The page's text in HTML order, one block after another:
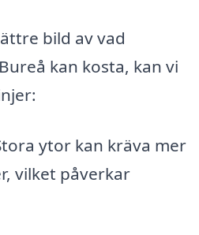
bild av vad
kan kosta, kan vi
ytor kan kräva mer
vilket påverkar